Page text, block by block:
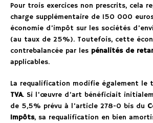
Pour trois exercices non prescrits, cela
charge supplémentaire de 150 000
économie d’impôt sur les sociétés
(au taux de 25%). Toutefois, cette
contrebalancée par les pénalités de
applicables.
La requalification modifie également le
TVA. Si l’œuvre d’art bénéficiait
de 5,5% prévu à l’article 278-0 bis du
Impôts, sa requalification en bien